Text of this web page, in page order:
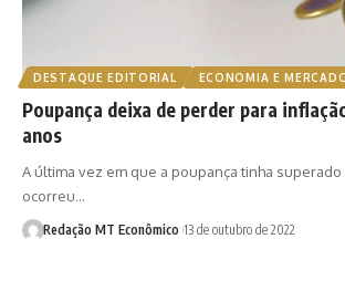
DESTAQUE EDITORIAL ECONOMIA E
Poupança deixa de perder para
anos
A última vez em que a poupança tinha superado
ocorreu…
Redação MT Econômico 13 de outubro de 2022